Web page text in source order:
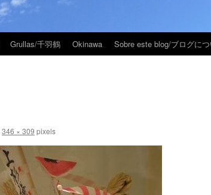
Grullas/千羽鶴 Okinawa Sobre este blog/ブログに
346 × 309 pixels